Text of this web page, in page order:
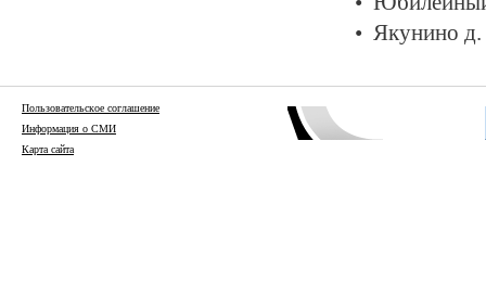
Якунино
Пользовательское соглашение
Информация о СМИ
Карта сайта